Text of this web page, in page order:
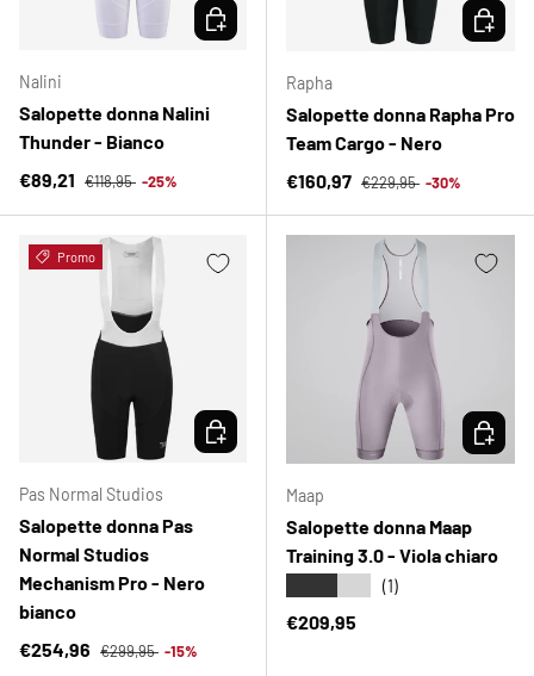
Nalini
Salopette donna Nalini
Thunder - Bianco
Prezzo di vendita
€89,21 Prezzo normale
€118,95 -25%
SCEGLI OPZIONI
Rapha
Salopette donna Rapha Pro
Team Cargo - Nero
Prezzo di vendita
€160,97 Prezzo normale
€229,95 -30%
SCEGLI
Promo
Pas Normal Studios
Salopette donna Pas
Normal Studios
Mechanism Pro - Nero
bianco
Prezzo di vendita
€254,96 Prezzo normale
€299,95 -15%
SCEGLI OPZIONI
Maap
Salopette donna Maap
Training 3.0 - Viola chiaro
(1)
Prezzo normale
€209,95
SCEGLI